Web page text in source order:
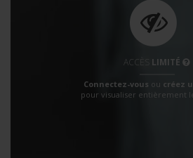
ACCÈS LIMITÉ
Connectez-vous ou créez
pour visualiser entièrement